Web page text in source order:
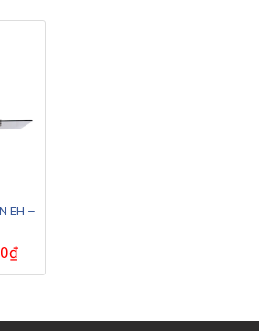
EH –
₫Giá
hiện
tại